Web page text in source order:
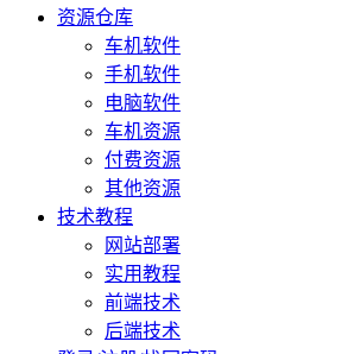
资源仓库
车机软件
手机软件
电脑软件
车机资源
付费资源
其他资源
技术教程
网站部署
实用教程
前端技术
后端技术